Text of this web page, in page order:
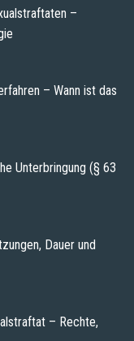
–
– Wann ist das
Unterbringung (§ 63
Dauer und
– Rechte,